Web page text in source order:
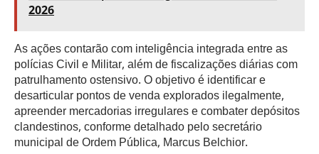
2026
As ações contarão com inteligência integrada entre as
polícias Civil e Militar, além de fiscalizações diárias com
patrulhamento ostensivo. O objetivo é identificar e
desarticular pontos de venda explorados ilegalmente,
apreender mercadorias irregulares e combater depósitos
clandestinos, conforme detalhado pelo secretário
municipal de Ordem Pública, Marcus Belchior.